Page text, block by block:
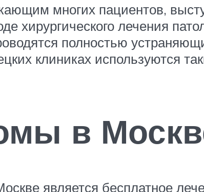
многих пациентов,
хирургического лечения
полностью
клиниках используются
в
является бесплатное